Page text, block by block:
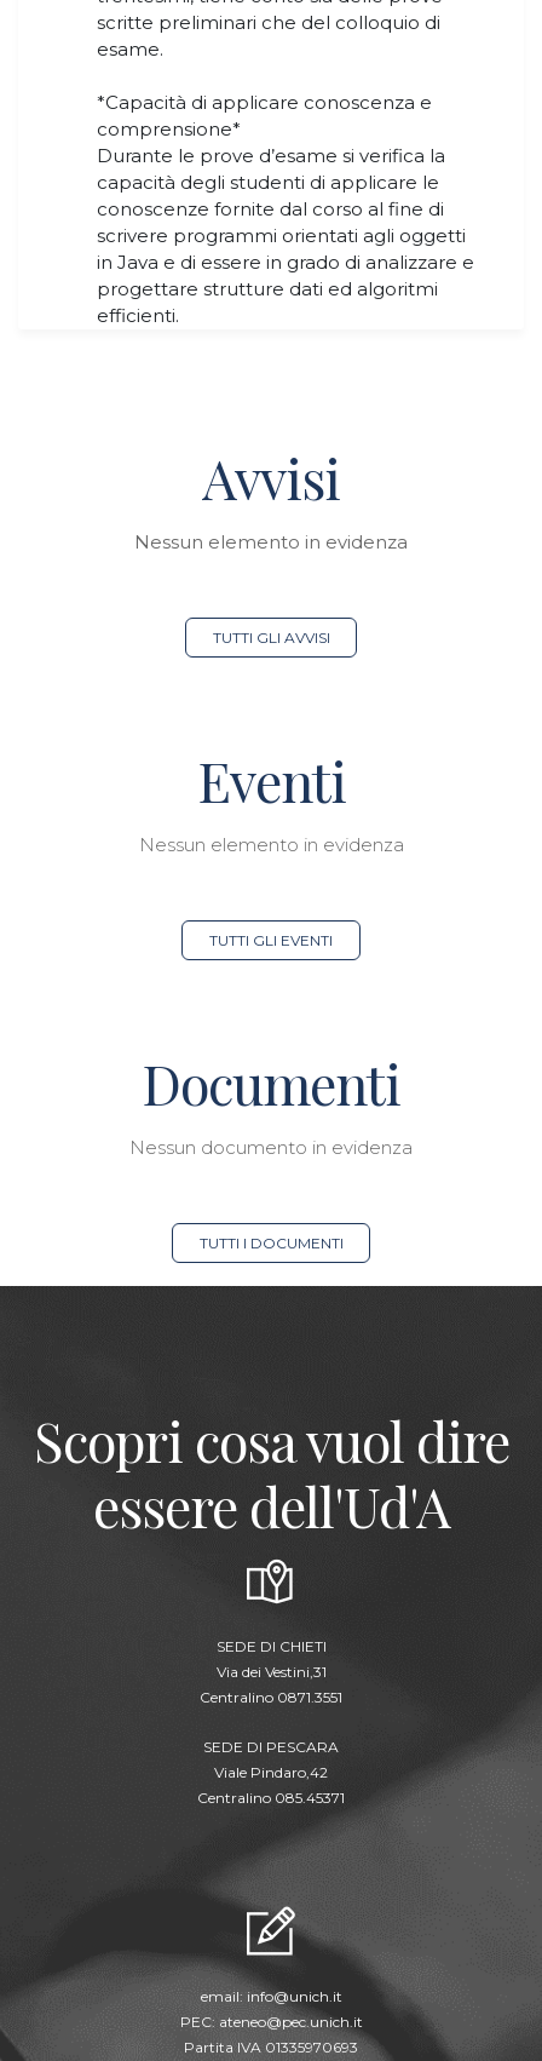
scritte preliminari che del colloquio di
esame.
*Capacità di applicare conoscenza e
comprensione*
Durante le prove d’esame si verifica la
capacità degli studenti di applicare le
conoscenze fornite dal corso al fine di
scrivere programmi orientati agli oggetti
in Java e di essere in grado di analizzare e
progettare strutture dati ed algoritmi
efficienti.
Avvisi
Nessun elemento in evidenza
TUTTI GLI AVVISI
Eventi
Nessun elemento in evidenza
TUTTI GLI EVENTI
Documenti
Nessun documento in evidenza
TUTTI I DOCUMENTI
Scopri cosa vuol dire
essere dell'Ud'A
SEDE DI CHIETI
Via dei Vestini,31
Centralino 0871.3551
SEDE DI PESCARA
Viale Pindaro,42
Centralino 085.45371
email: info@unich.it
PEC: ateneo@pec.unich.it
Partita IVA 01335970693